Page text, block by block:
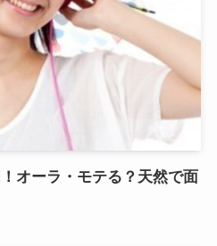
オーラ・モテる？天然で面